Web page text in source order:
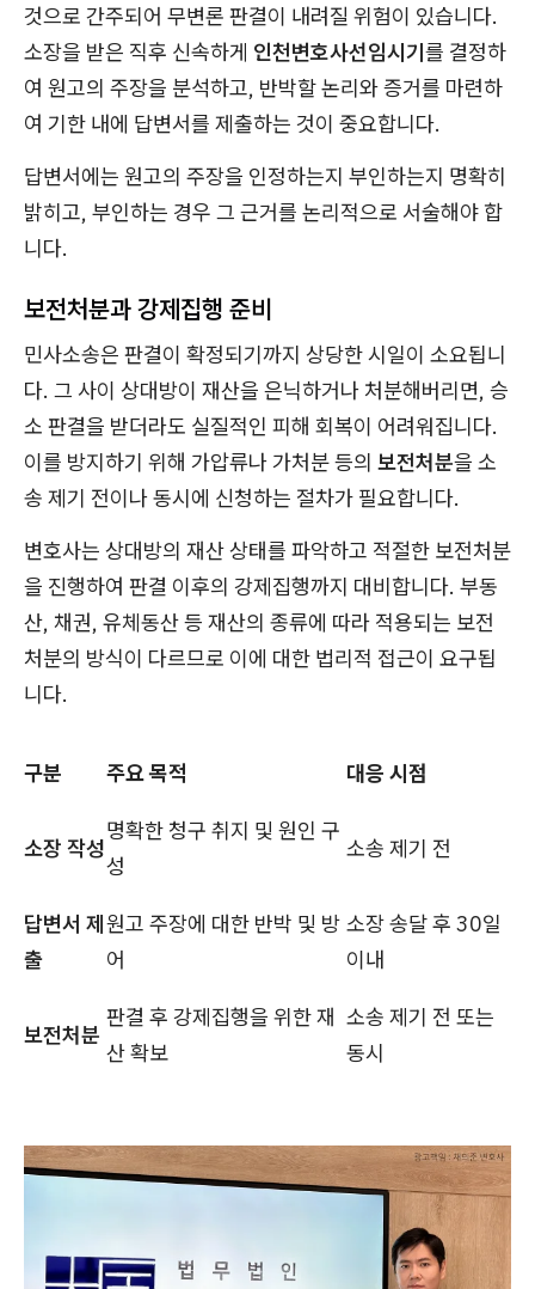
것으로 간주되어 무변론 판결이 내려질 위험이 있습니다.
소장을 받은 직후 신속하게 인천변호사선임시기를 결정하
여 원고의 주장을 분석하고, 반박할 논리와 증거를 마련하
여 기한 내에 답변서를 제출하는 것이 중요합니다.
답변서에는 원고의 주장을 인정하는지 부인하는지 명확히
밝히고, 부인하는 경우 그 근거를 논리적으로 서술해야 합
니다.
보전처분과 강제집행 준비
민사소송은 판결이 확정되기까지 상당한 시일이 소요됩니
다. 그 사이 상대방이 재산을 은닉하거나 처분해버리면, 승
소 판결을 받더라도 실질적인 피해 회복이 어려워집니다.
이를 방지하기 위해 가압류나 가처분 등의 보전처분을 소
송 제기 전이나 동시에 신청하는 절차가 필요합니다.
변호사는 상대방의 재산 상태를 파악하고 적절한 보전처분
을 진행하여 판결 이후의 강제집행까지 대비합니다. 부동
산, 채권, 유체동산 등 재산의 종류에 따라 적용되는 보전
처분의 방식이 다르므로 이에 대한 법리적 접근이 요구됩
니다.
구분 주요 목적 대응 시점
소장 작성
명확한 청구 취지 및 원인 구
성
소송 제기 전
답변서 제
출
원고 주장에 대한 반박 및 방
어
소장 송달 후 30일
이내
보전처분
판결 후 강제집행을 위한 재
산 확보
소송 제기 전 또는
동시